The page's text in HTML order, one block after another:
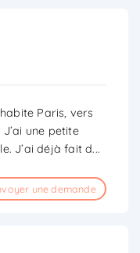
Paris, vers
une petite
J’ai déjà fait d...
une demande